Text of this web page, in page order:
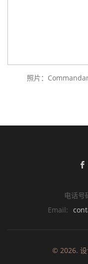
照片：
电话号
Email:
© 2026. 设